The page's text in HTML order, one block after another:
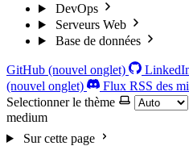
DevOps
Serveurs Web
Base de données
GitHub (nouvel onglet)
(nouvel onglet)
Flux RSS des
Selectionner le thème
medium
Sur cette page